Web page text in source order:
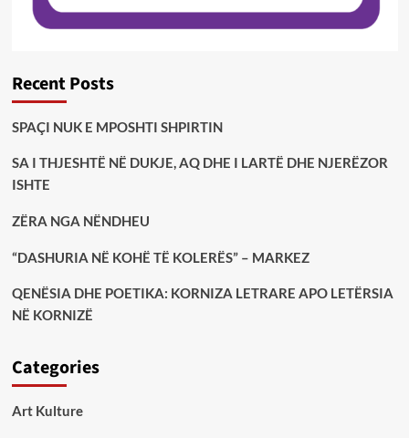
Recent Posts
SPAÇI NUK E MPOSHTI SHPIRTIN
SA I THJESHTË NË DUKJE, AQ DHE I LARTË DHE NJERËZOR
ISHTE
ZËRA NGA NËNDHEU
“DASHURIA NË KOHË TË KOLERËS” – MARKEZ
QENËSIA DHE POETIKA: KORNIZA LETRARE APO LETËRSIA
NË KORNIZË
Categories
Art Kulture